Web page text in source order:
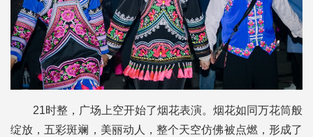
21时整，广场上空开始了烟花表演。烟花如同万花筒般
绽放，五彩斑斓，美丽动人，整个天空仿佛被点燃，形成了